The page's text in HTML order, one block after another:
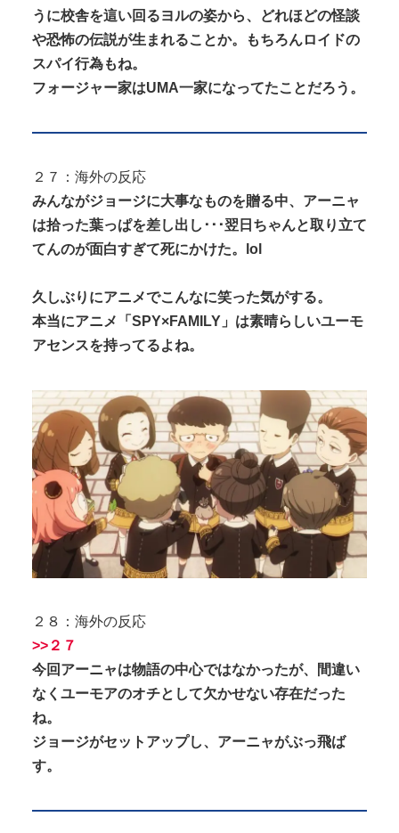
うに校舎を這い回るヨルの姿から、どれほどの怪談
や恐怖の伝説が生まれることか。もちろんロイドの
スパイ行為もね。
フォージャー家はUMA一家になってたことだろう。
２７：海外の反応
みんながジョージに大事なものを贈る中、アーニャ
は拾った葉っぱを差し出し･･･翌日ちゃんと取り立て
てんのが面白すぎて死にかけた。lol
久しぶりにアニメでこんなに笑った気がする。
本当にアニメ「SPY×FAMILY」は素晴らしいユーモ
アセンスを持ってるよね。
２８：海外の反応
>>２７
今回アーニャは物語の中心ではなかったが、間違い
なくユーモアのオチとして欠かせない存在だった
ね。
ジョージがセットアップし、アーニャがぶっ飛ば
す。